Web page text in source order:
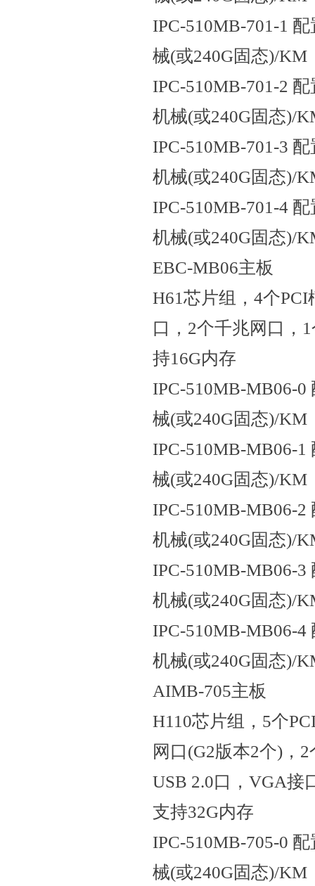
IPC-510MB-701-1
械(或240G固态)/KM
IPC-510MB-701-2
机械(或240G固态)/
IPC-510MB-701-3
机械(或240G固态)/
IPC-510MB-701-4
机械(或240G固态)/
EBC-MB06主板
H61芯片组，4个PCI
口，2个千兆网口，
持16G内存
IPC-510MB-MB06-0
械(或240G固态)/KM
IPC-510MB-MB06-1
械(或240G固态)/KM
IPC-510MB-MB06-2
机械(或240G固态)/
IPC-510MB-MB06-3
机械(或240G固态)/
IPC-510MB-MB06-4
机械(或240G固态)/
AIMB-705主板
H110芯片组，5个
网口(G2版本2个)，
USB 2.0口，VGA接
支持32G内存
IPC-510MB-705-0
械(或240G固态)/KM